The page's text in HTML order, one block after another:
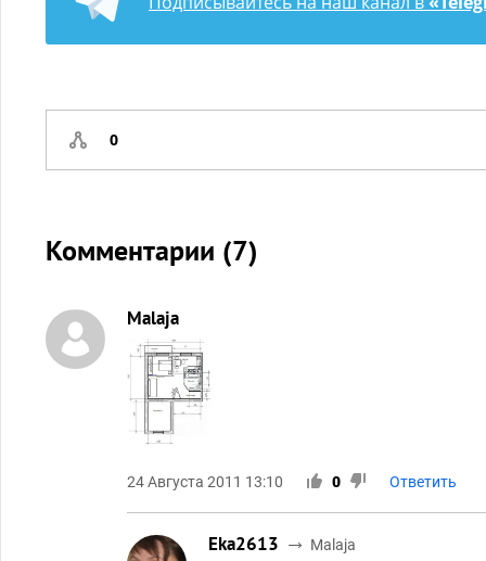
0
Комментарии (7)
Malaja
24 Августа 2011 13:10 0 Ответить
Eka2613 Malaja